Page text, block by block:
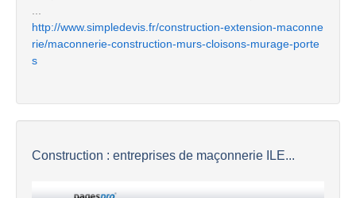
http://www.simpledevis.fr/construction-extension-maconne
rie/maconnerie-construction-murs-cloisons-murage-porte
s
Construction : entreprises de maçonnerie ILE...